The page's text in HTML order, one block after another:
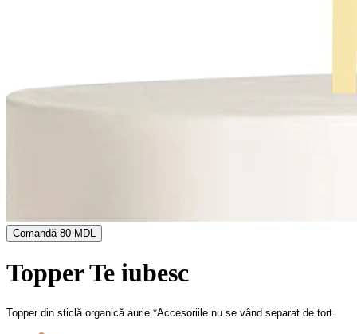
Comandă 80 MDL
Topper Te iubesc
Topper din sticlă organică aurie.*Accesoriile nu se vând separat de tort.